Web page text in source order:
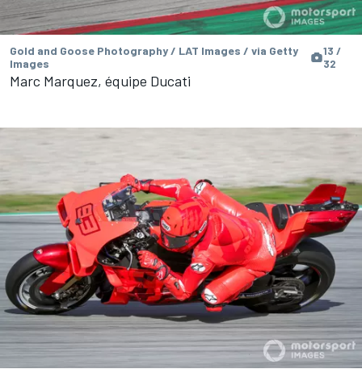
Gold and Goose Photography / LAT Images / via Getty
Images
13 /
32
Marc Marquez, équipe Ducati